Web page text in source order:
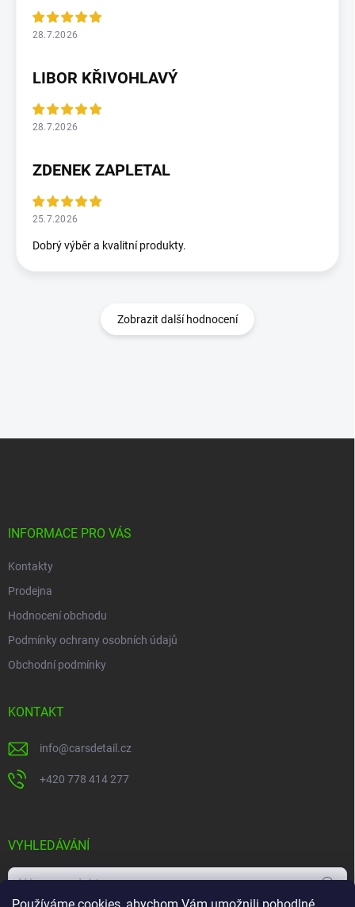
28.7.2026
LIBOR KŘIVOHLAVÝ
28.7.2026
ZDENEK ZAPLETAL
25.7.2026
Dobrý výběr a kvalitní produkty.
Zobrazit další hodnocení
INFORMACE PRO VÁS
Kontakty
Prodejna
Hodnocení obchodu
Podmínky ochrany osobních údajů
Obchodní podmínky
KONTAKT
info@carsdetail.cz
+420 778 414 277
VYHLEDÁVÁNÍ
Hledat